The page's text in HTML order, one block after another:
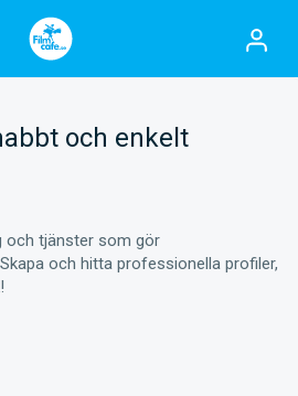
och enkelt
och tjänster som gör
och hitta professionella profiler,